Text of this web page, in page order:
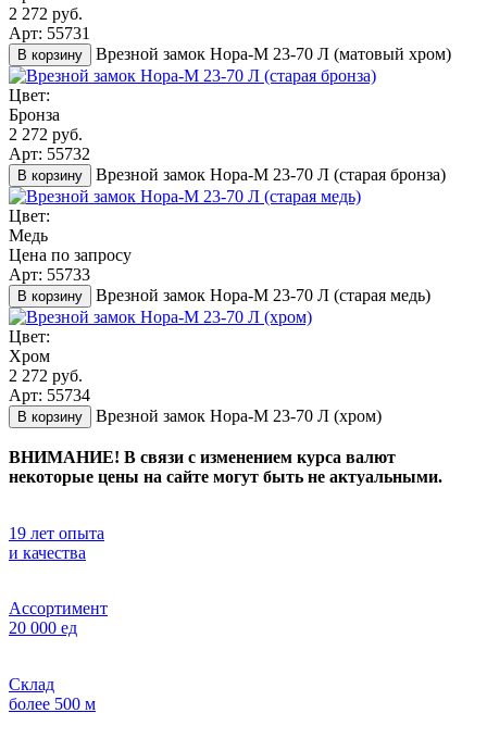
2 272 руб.
Арт: 55731
В корзину Врезной замок Нора-М 23-70 Л (матовый хром)
Цвет:
Бронза
2 272 руб.
Арт: 55732
В корзину Врезной замок Нора-М 23-70 Л (старая бронза)
Цвет:
Медь
Цена по запросу
Арт: 55733
В корзину Врезной замок Нора-М 23-70 Л (старая медь)
Цвет:
Хром
2 272 руб.
Арт: 55734
В корзину Врезной замок Нора-М 23-70 Л (хром)
ВНИМАНИЕ! В связи с изменением курса валют
некоторые цены на сайте могут быть не актуальными.
19 лет опыта
и качества
Ассортимент
20 000 ед
Склад
более 500 м